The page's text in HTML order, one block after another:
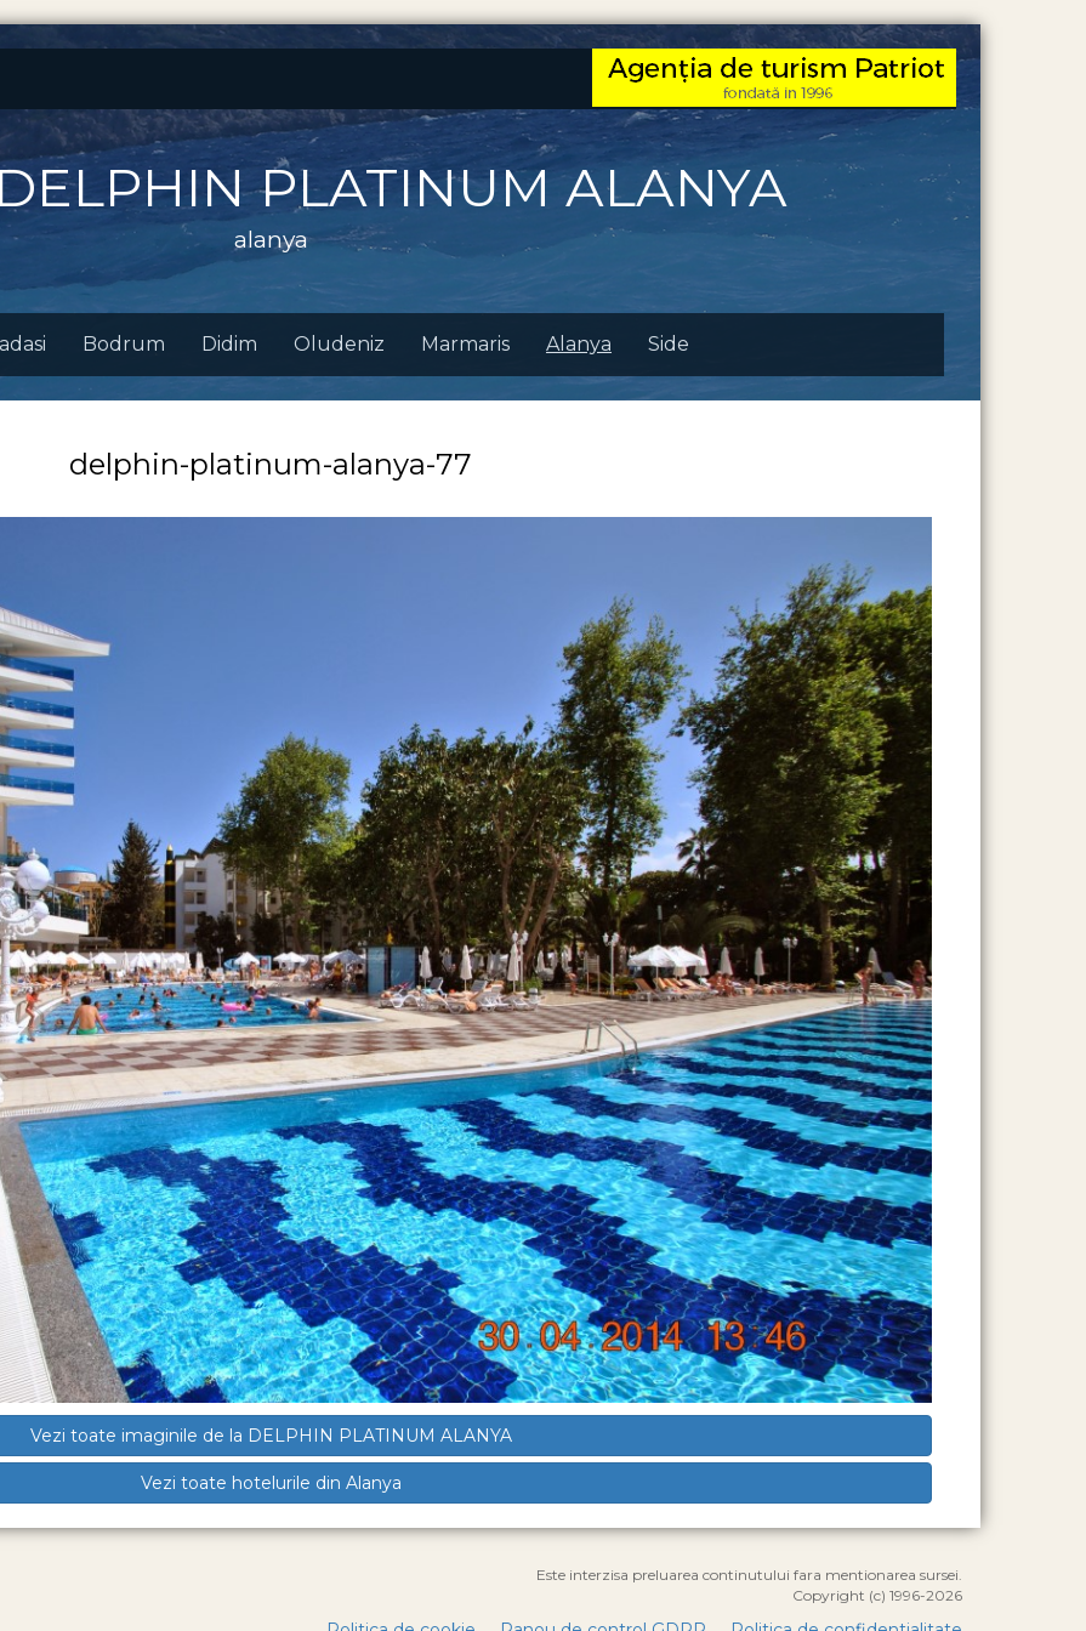
PLATINUM ALANYA
alanya
Bodrum Didim Oludeniz Marmaris Alanya Side
delphin-platinum-alanya-77
Vezi toate imaginile de la DELPHIN PLATINUM ALANYA
Vezi toate hotelurile din Alanya
Este interzisa preluarea continutului fara mentionarea sursei.
Copyright (c) 1996-2026